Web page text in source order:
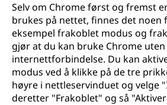
Selv om Chrome først og fremst
brukes på nettet, finnes det noen
eksempel frakoblet modus og
gjør at du kan bruke Chrome uten
internettforbindelse. Du kan
modus ved å klikke på de tre
høyre i nettleservinduet og velge
deretter "Frakoblet" og så